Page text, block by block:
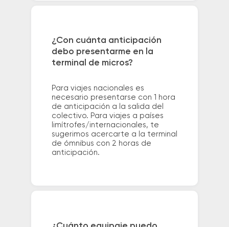
¿Con cuánta anticipación
debo presentarme en la
terminal de micros?
Para viajes nacionales es
necesario presentarse con 1 hora
de anticipación a la salida del
colectivo. Para viajes a países
limítrofes/internacionales, te
sugerimos acercarte a la terminal
de ómnibus con 2 horas de
anticipación.